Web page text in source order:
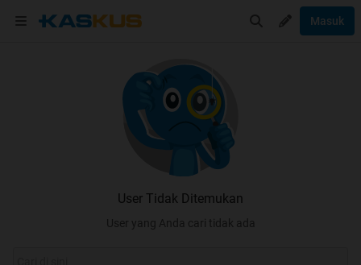
Masuk
User Tidak Ditemukan
User yang Anda cari tidak ada